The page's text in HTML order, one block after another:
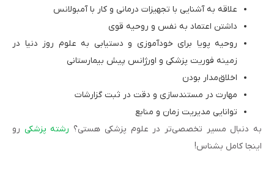
علاقه به آشنایی با تجهیزات درمانی و کار با آمبولانس
داشتن اعتماد به نفس و روحیه قوی
روحیه پویا برای خودآموزی و دستیابی به علوم روز دنیا در
زمینه فوریت پزشکی و اورژانس پیش بیمارستانی
اخلاق‌مدار بودن
مهارت در مستندسازی و دقت در ثبت گزارشات
توانایی مدیریت زمان و منابع
به دنبال مسیر تخصصی‌تر در علوم پزشکی هستی؟ رشته پزشکی رو
اینجا کامل بشناس!